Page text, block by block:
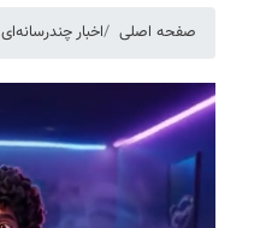
صفحه اصلی اخبار چندرسانه‌ای